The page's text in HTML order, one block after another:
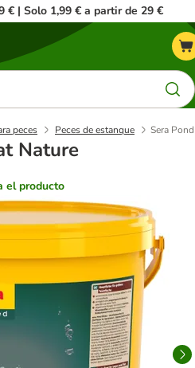
€ | Solo 1,99 € a partir de 29 €
peces Peces de estanque Sera
Nature
el producto